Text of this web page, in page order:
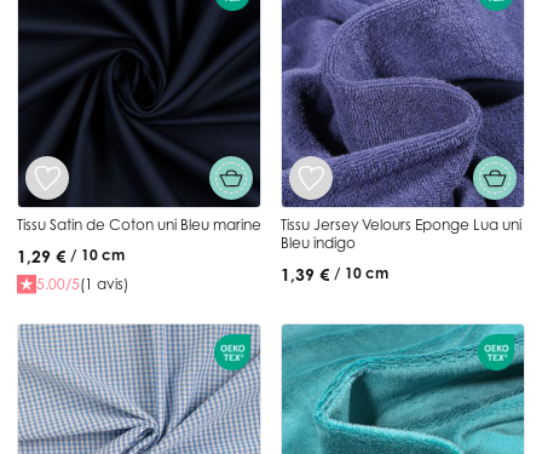
Tissu Satin de Coton uni Bleu marine
1,29 € / 10 cm
5.00/5(1 avis)
Tissu Jersey Velours Eponge Lua uni
Bleu indigo
1,39 € / 10 cm